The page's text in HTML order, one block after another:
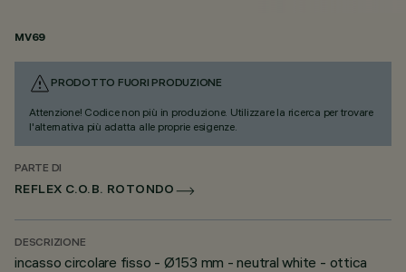
MV69
PRODOTTO FUORI PRODUZIONE
Attenzione! Codice non più in produzione. Utilizzare la ricerca per trovare
l'alternativa più adatta alle proprie esigenze.
PARTE DI
REFLEX C.O.B. ROTONDO
DESCRIZIONE
incasso circolare fisso - Ø153 mm - neutral white - ottica